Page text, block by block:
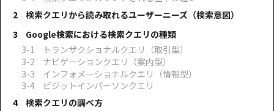
検索クエリから読み取れるユーザーニーズ（検索意図）
Google検索における検索クエリの種類
トランザクショナルクエリ（取引型）
ナビゲーションクエリ（案内型）
インフォメーショナルクエリ（情報型）
ビジットインパーソンクエリ
検索クエリの調べ方